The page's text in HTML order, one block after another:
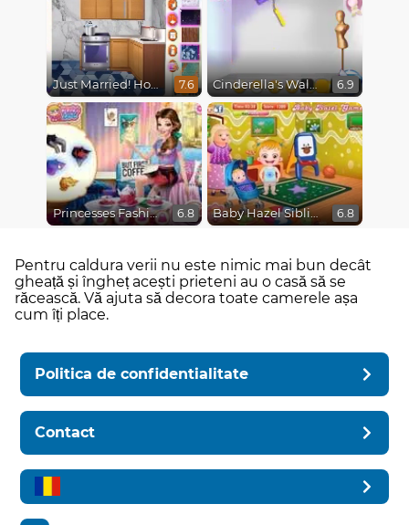
Just Married! Home Deco 7.6 Cinderella's Walkin Closet 6.9
Princesses Fashion Over Coffee 6.8 Baby Hazel Sibling Surprise 6.8
Pentru caldura verii nu este nimic mai bun decât
gheață și îngheț acești prieteni au o casă să se
răcească. Vă ajuta să decora toate camerele așa
cum îți place.
Politica de confidentialitate
Contact